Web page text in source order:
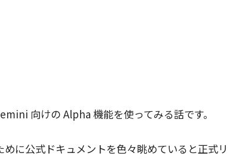
向けの Alpha 機能を使ってみる話です。
に公式ドキュメントを色々眺めていると正式リ